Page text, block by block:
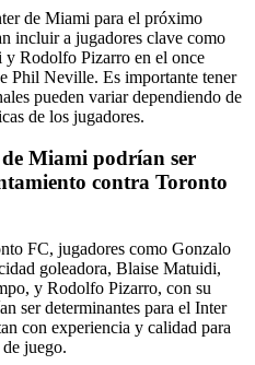
de Miami para el próximo
incluir a jugadores clave como
Rodolfo Pizarro en el once
Phil Neville. Es importante tener
pueden variar dependiendo de
de los jugadores.
Miami podrían ser
contra Toronto
FC, jugadores como Gonzalo
goleadora, Blaise Matuidi,
y Rodolfo Pizarro, con su
ser determinantes para el Inter
con experiencia y calidad para
juego.